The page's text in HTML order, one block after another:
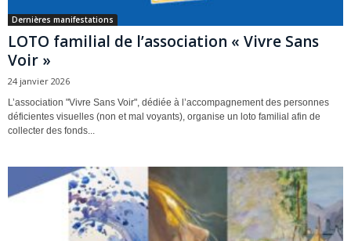
Dernières manifestations
LOTO familial de l’association « Vivre Sans
Voir »
24 janvier 2026
L’association "Vivre Sans Voir", dédiée à l’accompagnement des personnes
déficientes visuelles (non et mal voyants), organise un loto familial afin de
collecter des fonds...